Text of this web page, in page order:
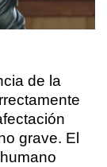
de la
grave. El